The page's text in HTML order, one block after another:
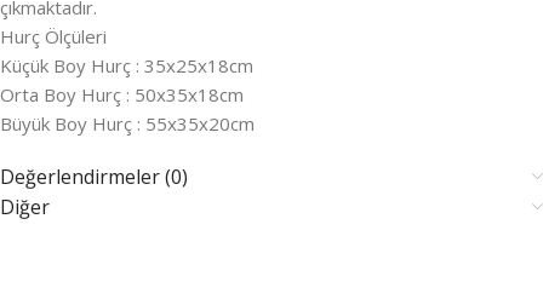
çıkmaktadır.
Hurç Ölçüleri
Küçük Boy Hurç : 35x25x18cm
Orta Boy Hurç : 50x35x18cm
Büyük Boy Hurç : 55x35x20cm
Değerlendirmeler (0)
Diğer